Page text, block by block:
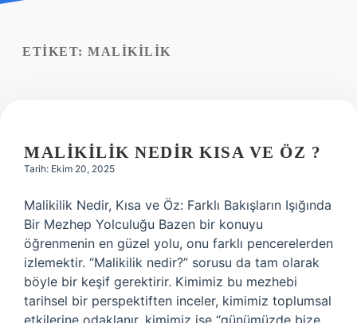
Yasal Uyarı
ETIKET: MALIKILIK
MALIKILIK NEDIR KISA VE ÖZ ?
Tarih: Ekim 20, 2025
Malikilik Nedir, Kısa ve Öz: Farklı Bakışların Işığında
Bir Mezhep Yolculuğu Bazen bir konuyu
öğrenmenin en güzel yolu, onu farklı pencerelerden
izlemektir. “Malikilik nedir?” sorusu da tam olarak
böyle bir keşif gerektirir. Kimimiz bu mezhebi
tarihsel bir perspektiften inceler, kimimiz toplumsal
etkilerine odaklanır, kimimiz ise “günümüzde bize